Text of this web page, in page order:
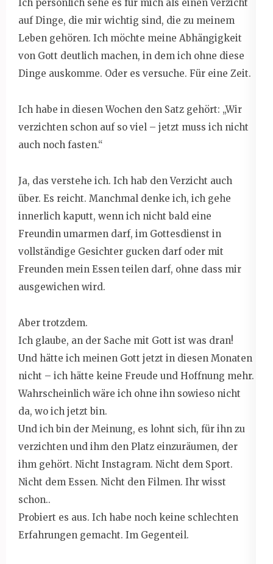
Ich persönlich sehe es für mich als einen Verzicht
auf Dinge, die mir wichtig sind, die zu meinem
Leben gehören. Ich möchte meine Abhängigkeit
von Gott deutlich machen, in dem ich ohne diese
Dinge auskomme. Oder es versuche. Für eine Zeit.
Ich habe in diesen Wochen den Satz gehört: „Wir
verzichten schon auf so viel – jetzt muss ich nicht
auch noch fasten.“
Ja, das verstehe ich. Ich hab den Verzicht auch
über. Es reicht. Manchmal denke ich, ich gehe
innerlich kaputt, wenn ich nicht bald eine
Freundin umarmen darf, im Gottesdienst in
vollständige Gesichter gucken darf oder mit
Freunden mein Essen teilen darf, ohne dass mir
ausgewichen wird.
Aber trotzdem.
Ich glaube, an der Sache mit Gott ist was dran!
Und hätte ich meinen Gott jetzt in diesen Monaten
nicht – ich hätte keine Freude und Hoffnung mehr.
Wahrscheinlich wäre ich ohne ihn sowieso nicht
da, wo ich jetzt bin.
Und ich bin der Meinung, es lohnt sich, für ihn zu
verzichten und ihm den Platz einzuräumen, der
ihm gehört. Nicht Instagram. Nicht dem Sport.
Nicht dem Essen. Nicht den Filmen. Ihr wisst
schon..
Probiert es aus. Ich habe noch keine schlechten
Erfahrungen gemacht. Im Gegenteil.